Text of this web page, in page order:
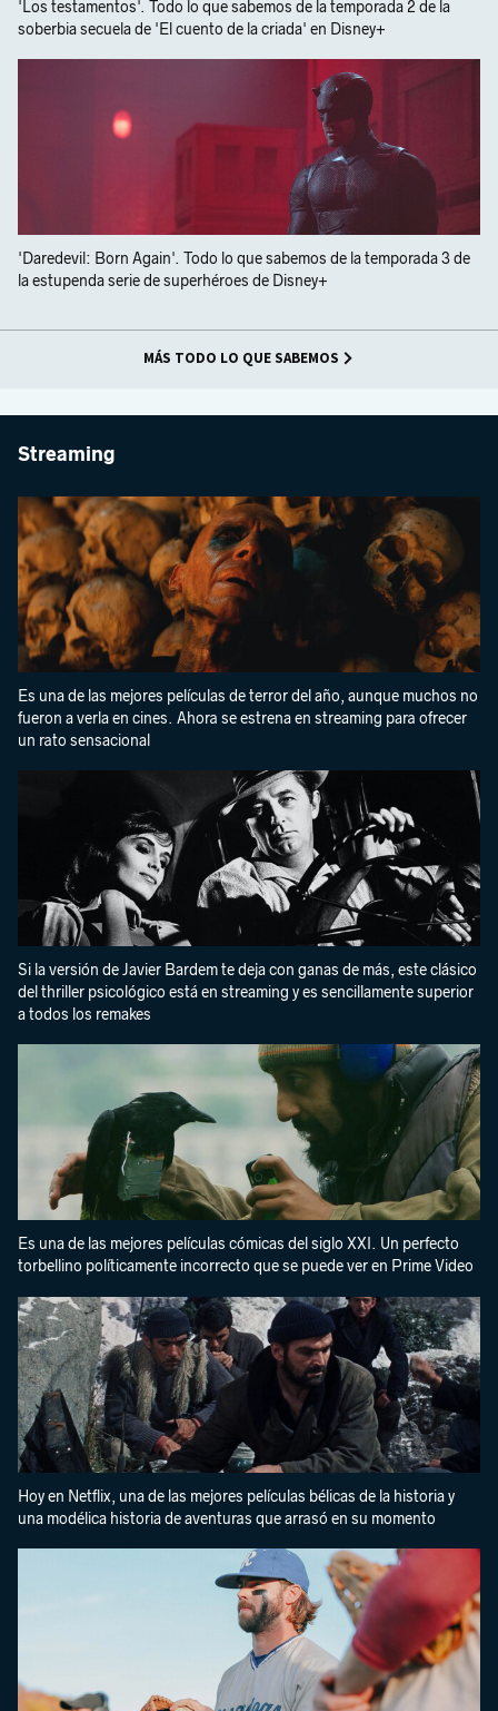
'Los testamentos'. Todo lo que sabemos de la temporada 2 de la
soberbia secuela de 'El cuento de la criada' en Disney+
'Daredevil: Born Again'. Todo lo que sabemos de la temporada 3 de
la estupenda serie de superhéroes de Disney+
MÁS TODO LO QUE SABEMOS
Streaming
Es una de las mejores películas de terror del año, aunque muchos no
fueron a verla en cines. Ahora se estrena en streaming para ofrecer
un rato sensacional
Si la versión de Javier Bardem te deja con ganas de más, este clásico
del thriller psicológico está en streaming y es sencillamente superior
a todos los remakes
Es una de las mejores películas cómicas del siglo XXI. Un perfecto
torbellino políticamente incorrecto que se puede ver en Prime Video
Hoy en Netflix, una de las mejores películas bélicas de la historia y
una modélica historia de aventuras que arrasó en su momento